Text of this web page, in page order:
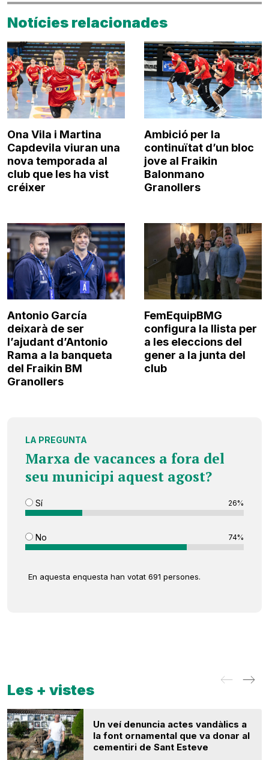
Notícies relacionades
Ona Vila i Martina
Capdevila viuran una
nova temporada al
club que les ha vist
créixer
Ambició per la
continuïtat d’un bloc
jove al Fraikin
Balonmano
Granollers
Antonio García
deixarà de ser
l’ajudant d’Antonio
Rama a la banqueta
del Fraikin BM
Granollers
FemEquipBMG
configura la llista per
a les eleccions del
gener a la junta del
club
LA PREGUNTA
Marxa de vacances a fora del
seu municipi aquest agost?
Sí 26%
No 74%
En aquesta enquesta han votat 691 persones.
Les + vistes
Un veí denuncia actes vandàlics a
la font ornamental que va donar al
cementiri de Sant Esteve